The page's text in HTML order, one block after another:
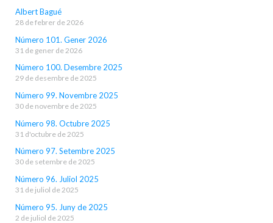
Albert Bagué
28 de febrer de 2026
Número 101. Gener 2026
31 de gener de 2026
Número 100. Desembre 2025
29 de desembre de 2025
Número 99. Novembre 2025
30 de novembre de 2025
Número 98. Octubre 2025
31 d'octubre de 2025
Número 97. Setembre 2025
30 de setembre de 2025
Número 96. Juliol 2025
31 de juliol de 2025
Número 95. Juny de 2025
2 de juliol de 2025